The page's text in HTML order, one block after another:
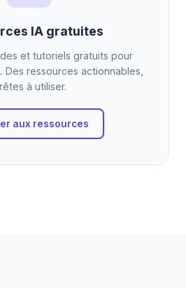
IA gratuites
et tutoriels gratuits pour
Des ressources actionnables,
à utiliser.
aux ressources